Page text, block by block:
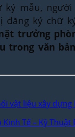
ký mẫu,
đăng ký chữ
trưởng
trong văn bản
vật liệu xây dựng
Tế – Kỹ Thuật